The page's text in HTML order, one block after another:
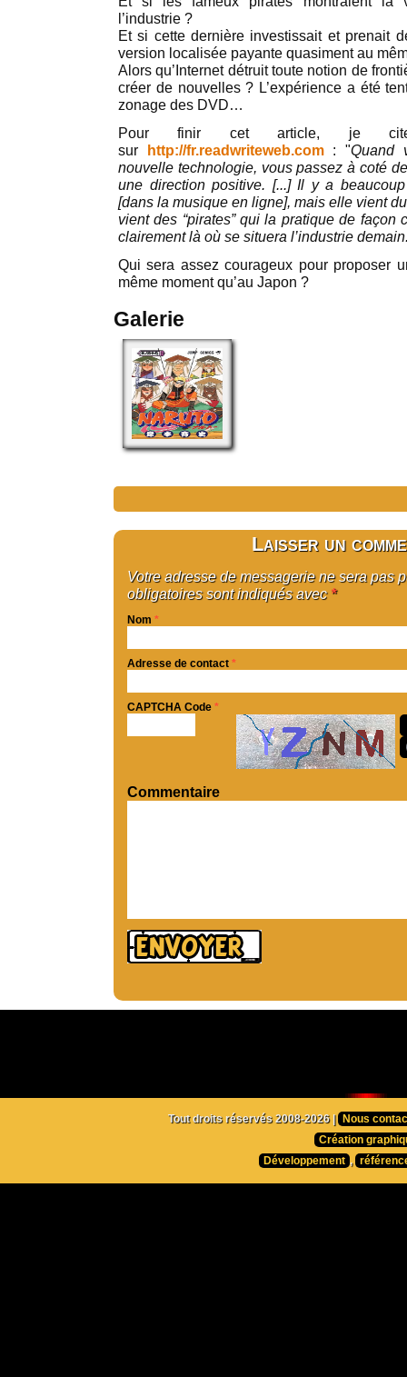
l’industrie ?
Et si cette dernière investissait et prenait
version localisée payante quasiment au
Alors qu’Internet détruit toute notion de
créer de nouvelles ? L’expérience a été
zonage des DVD…
Pour finir cet article, je
sur
http://fr.readwriteweb.com: "Quand
nouvelle technologie, vous passez à coté
une direction positive. [...] Il y a
[dans la musique en ligne], mais elle vient
vient des “pirates” qui la pratique de façon
clairement là où se situera l’industrie
Qui sera assez courageux pour proposer
même moment qu’au Japon ?
Galerie
Laisser un
Votre adresse de messagerie ne sera pas
obligatoires sont indiqués avec *
Nom *
Adresse de contact *
CAPTCHA Code *
Commentaire
Tout droits réservés 2008-2026 |
Nous
Création
Développement ,